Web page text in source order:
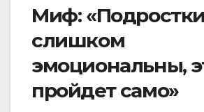
Миф: «Подростки
слишком
эмоциональны,
пройдет само»